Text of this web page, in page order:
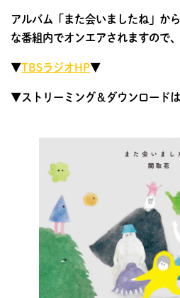
アルバム「また会いましたね」か
な番組内でオンエアされますので
▼TBSラジオHP▼
▼ストリーミング＆ダウンロードは